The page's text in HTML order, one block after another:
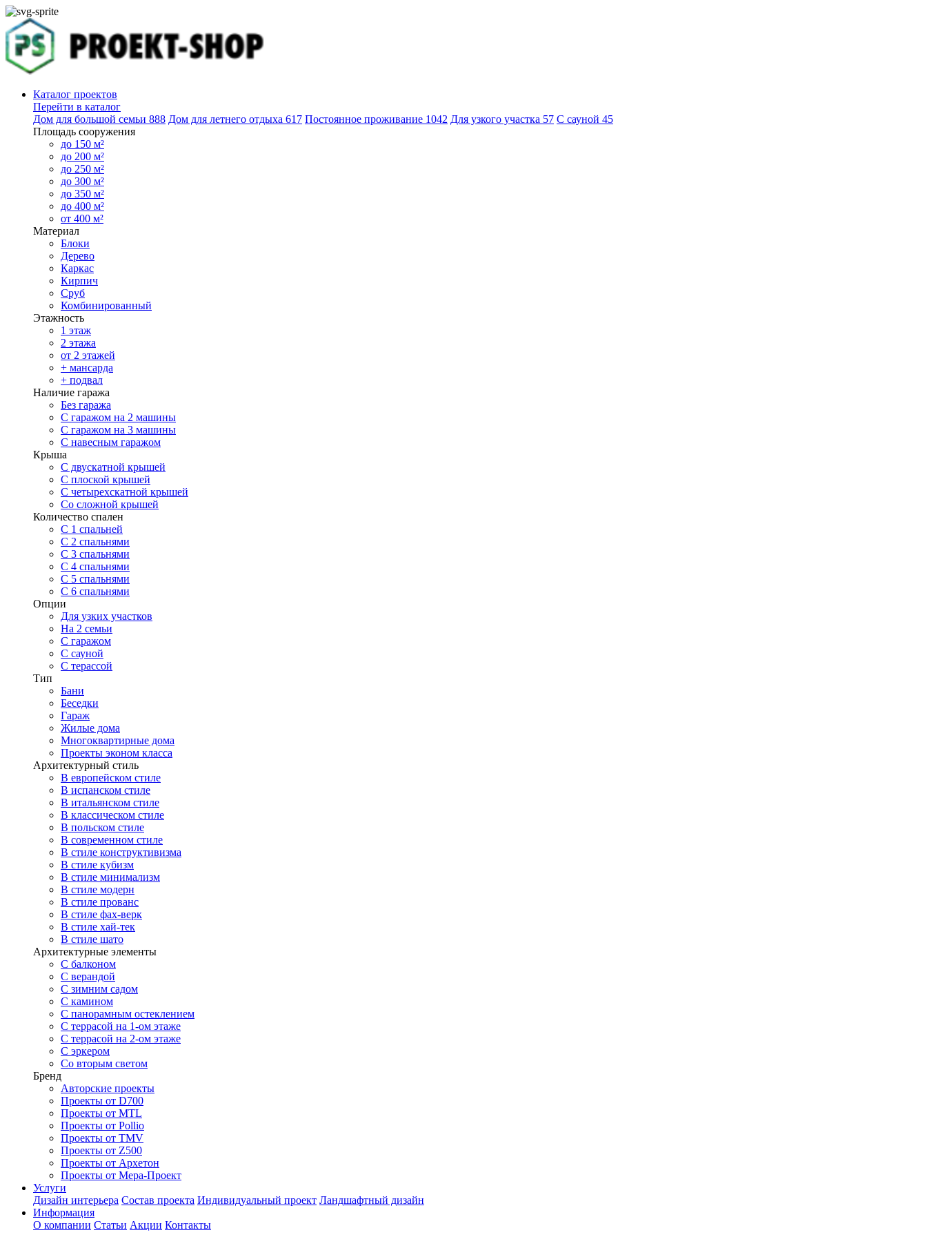
Каталог проектов
Перейти в каталог
Дом для большой семьи 888 Дом для летнего отдыха 617 Постоянное проживание 1042 Для узкого участка 57 С сауной 45
Площадь сооружения
до 150 м²
до 200 м²
до 250 м²
до 300 м²
до 350 м²
до 400 м²
от 400 м²
Материал
Блоки
Дерево
Каркас
Кирпич
Сруб
Комбинированный
Этажность
1 этаж
2 этажа
от 2 этажей
+ мансарда
+ подвал
Наличие гаража
Без гаража
С гаражом на 2 машины
С гаражом на 3 машины
С навесным гаражом
Крыша
С двускатной крышей
С плоской крышей
С четырехскатной крышей
Со сложной крышей
Количество спален
С 1 спальней
С 2 спальнями
С 3 спальнями
С 4 спальнями
С 5 спальнями
С 6 спальнями
Опции
Для узких участков
На 2 семьи
С гаражом
С сауной
С терассой
Тип
Бани
Беседки
Гараж
Жилые дома
Многоквартирные дома
Проекты эконом класса
Архитектурный стиль
В европейском стиле
В испанском стиле
В итальянском стиле
В классическом стиле
В польском стиле
В современном стиле
В стиле конструктивизма
В стиле кубизм
В стиле минимализм
В стиле модерн
В стиле прованс
В стиле фах-верк
В стиле хай-тек
В стиле шато
Архитектурные элементы
С балконом
С верандой
С зимним садом
С камином
С панорамным остеклением
С террасой на 1-ом этаже
С террасой на 2-ом этаже
С эркером
Со вторым светом
Бренд
Авторские проекты
Проекты от D700
Проекты от MTL
Проекты от Pollio
Проекты от TMV
Проекты от Z500
Проекты от Архетон
Проекты от Мера-Проект
Услуги
Дизайн интерьера Состав проекта Индивидуальный проект Ландшафтный дизайн
Информация
О компании Статьи Акции Контакты